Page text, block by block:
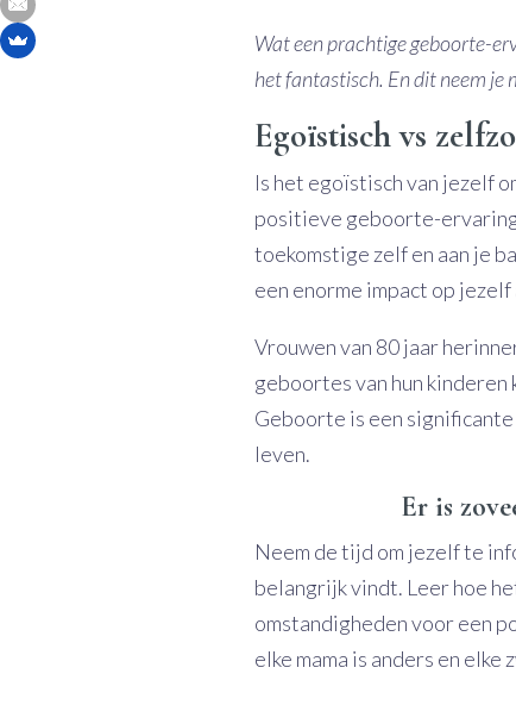
Wat een prachtige geboorte-
het fantastisch. En dit neem je
Egoïstisch vs
Is het egoïstisch van jezelf
positieve geboorte-
toekomstige zelf en aan je
een enorme impact op
Vrouwen van 80 jaar
geboortes van hun
Geboorte is een
leven.
Er is
Neem de tijd om jezelf te
belangrijk vindt. Leer hoe
omstandigheden voor een
elke mama is anders en elke